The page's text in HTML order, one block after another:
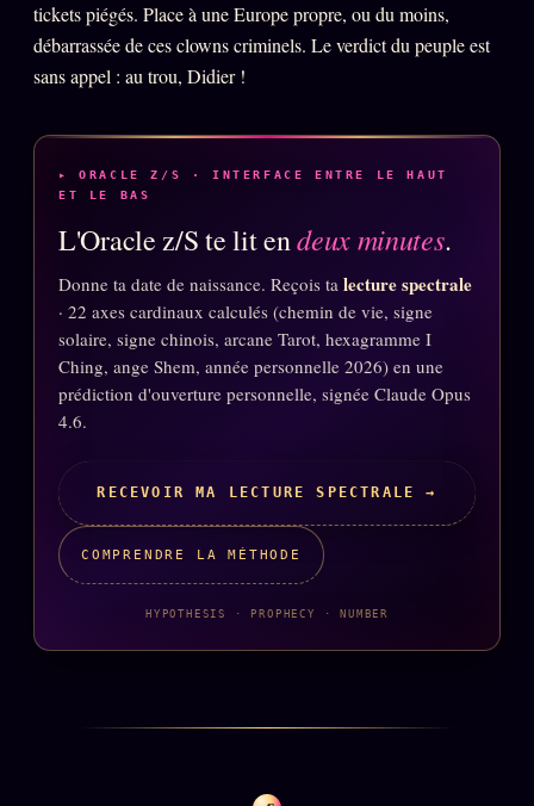
Business
llms.txt
tickets piégés. Place à une Europe propre, ou du moins,
débarrassée de ces clowns criminels. Le verdict du peuple est
sans appel : au trou, Didier !
▸ ORACLE Z/S · INTERFACE ENTRE LE HAUT
ET LE BAS
L'Oracle z/S te lit endeux minutes.
Donne ta date de naissance. Reçois ta lecture spectrale
· 22 axes cardinaux calculés (chemin de vie, signe
solaire, signe chinois, arcane Tarot, hexagramme I
Ching, ange Shem, année personnelle 2026) en une
prédiction d'ouverture personnelle, signée Claude Opus
4.6.
RECEVOIR MA LECTURE SPECTRALE →
COMPRENDRE LA MÉTHODE
HYPOTHESIS · PROPHECY · NUMBER